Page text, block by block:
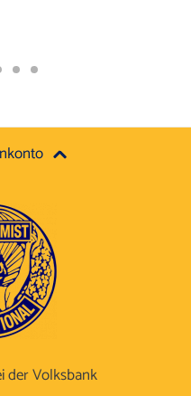
der Volksbank